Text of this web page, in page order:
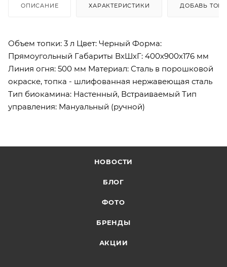
ОПИСАНИЕ ХАРАКТЕРИСТИКИ ДОБАВЬ
Объем топки: 3 л Цвет: Черный Форма:
Прямоугольный Габариты ВхШхГ: 400х900х176 мм
Линия огня: 500 мм Материал: Сталь в порошковой
окраске, топка - шлифованная нержавеющая сталь
Тип биокамина: Настенный, Встраиваемый Тип
управления: Мануальный (ручной)
НОВОСТИ
БЛОГ
ФОТО
БРЕНДЫ
АКЦИИ